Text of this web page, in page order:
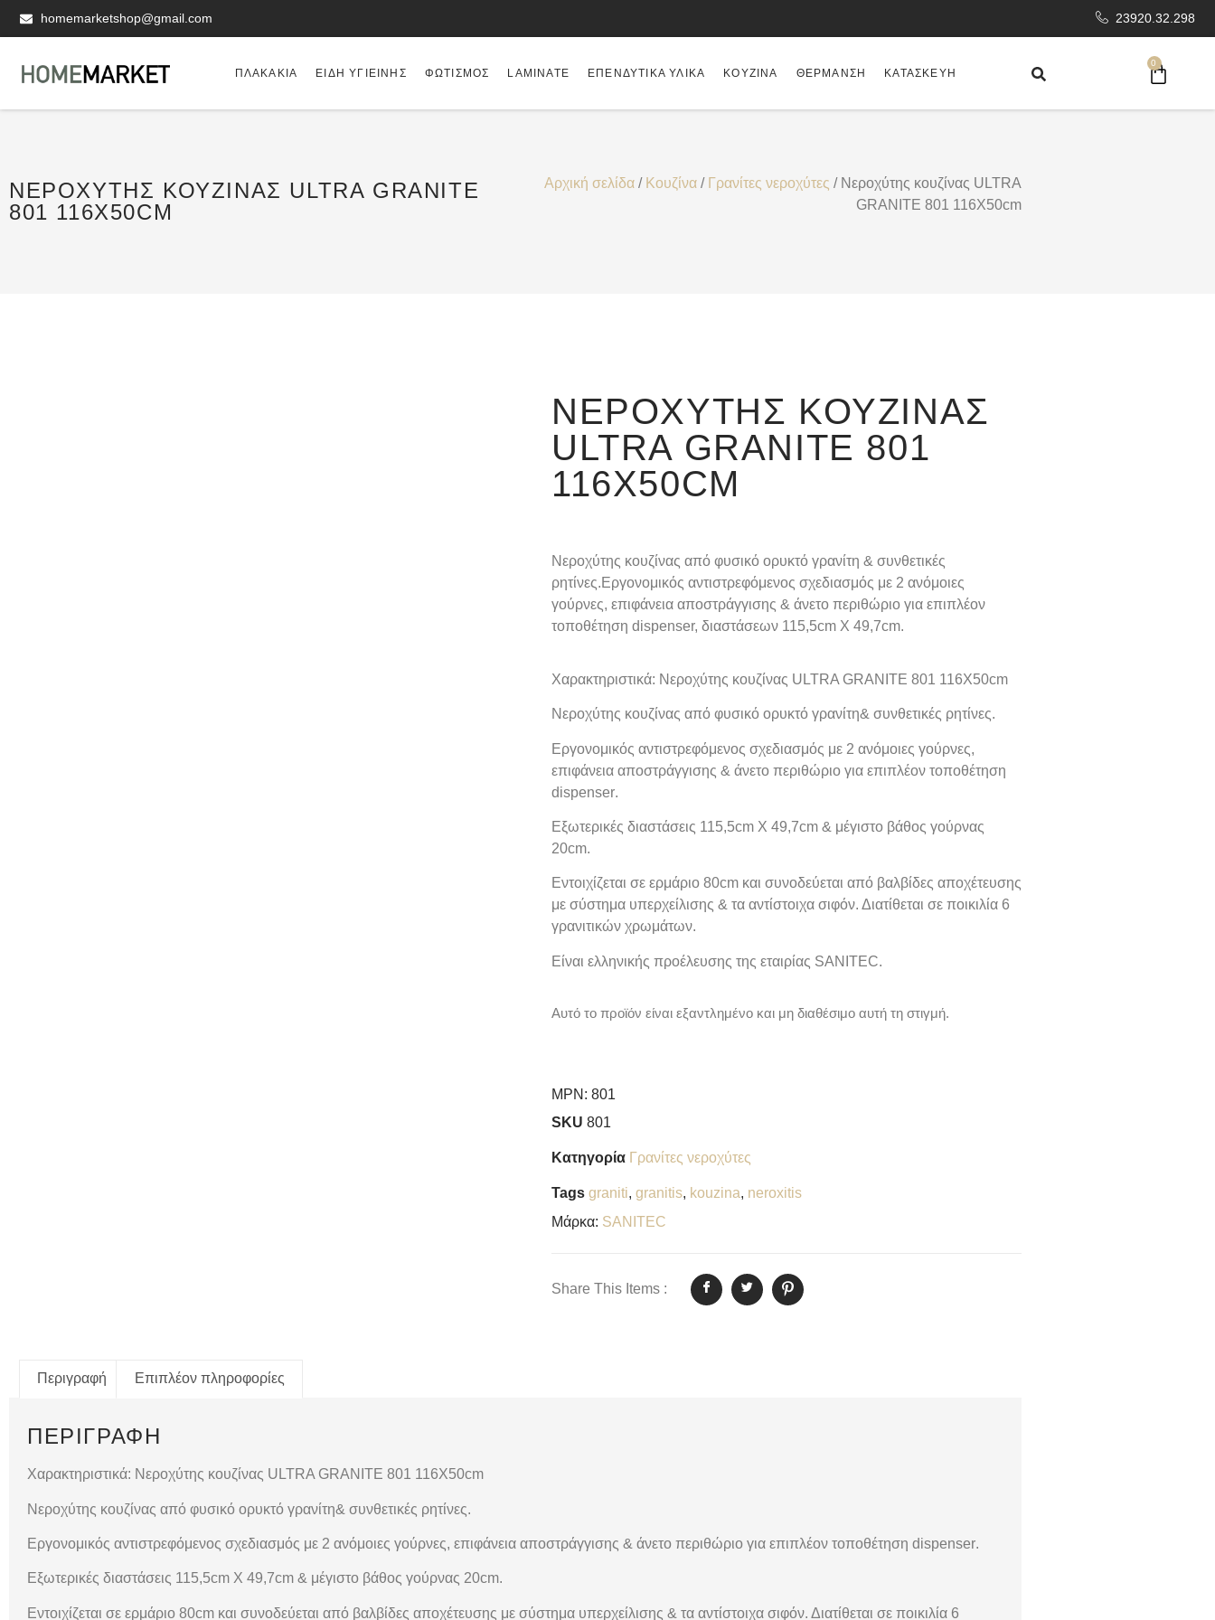
homemarketshop@gmail.com 23920.32.298
ΠΛΑΚΆΚΙΑ ΕΊΔΗ ΥΓΙΕΙΝΗΣ ΦΩΤΙΣΜΌΣ LAMINATE ΕΠΕΝΔΥΤΙΚΆ ΥΛΙΚΆ ΚΟΥΖΊΝΑ ΘΈΡΜΑΝΣΗ ΚΑΤΑΣΚΕΥΉ
0
ΝΕΡΟΧΎΤΗΣ ΚΟΥΖΊΝΑΣ ULTRA GRANITE
801 116X50CM
Αρχική σελίδα / Κουζίνα / Γρανίτες νεροχύτες / Νεροχύτης κουζίνας ULTRA
GRANITE 801 116X50cm
ΝΕΡΟΧΎΤΗΣ ΚΟΥΖΊΝΑΣ
ULTRA GRANITE 801
116X50CM
Νεροχύτης κουζίνας από φυσικό ορυκτό γρανίτη & συνθετικές
ρητίνες.Εργονομικός αντιστρεφόμενος σχεδιασμός με 2 ανόμοιες
γούρνες, επιφάνεια αποστράγγισης & άνετο περιθώριο για επιπλέον
τοποθέτηση dispenser, διαστάσεων 115,5cm Χ 49,7cm.
Χαρακτηριστικά: Νεροχύτης κουζίνας ULTRA GRANITE 801 116X50cm
Νεροχύτης κουζίνας από φυσικό ορυκτό γρανίτη& συνθετικές ρητίνες.
Εργονομικός αντιστρεφόμενος σχεδιασμός με 2 ανόμοιες γούρνες,
επιφάνεια αποστράγγισης & άνετο περιθώριο για επιπλέον τοποθέτηση
dispenser.
Εξωτερικές διαστάσεις 115,5cm Χ 49,7cm & μέγιστο βάθος γούρνας
20cm.
Εντοιχίζεται σε ερμάριο 80cm και συνοδεύεται από βαλβίδες αποχέτευσης
με σύστημα υπερχείλισης & τα αντίστοιχα σιφόν. Διατίθεται σε ποικιλία 6
γρανιτικών χρωμάτων.
Είναι ελληνικής προέλευσης της εταιρίας SANITEC.
Αυτό το προϊόν είναι εξαντλημένο και μη διαθέσιμο αυτή τη στιγμή.
MPN: 801
SKU 801
Κατηγορία Γρανίτες νεροχύτες
Tags graniti, granitis, kouzina, neroxitis
Μάρκα: SANITEC
Share This Items :
Περιγραφή Επιπλέον πληροφορίες
ΠΕΡΙΓΡΑΦΉ
Χαρακτηριστικά: Νεροχύτης κουζίνας ULTRA GRANITE 801 116X50cm
Νεροχύτης κουζίνας από φυσικό ορυκτό γρανίτη& συνθετικές ρητίνες.
Εργονομικός αντιστρεφόμενος σχεδιασμός με 2 ανόμοιες γούρνες, επιφάνεια αποστράγγισης & άνετο περιθώριο για επιπλέον τοποθέτηση dispenser.
Εξωτερικές διαστάσεις 115,5cm Χ 49,7cm & μέγιστο βάθος γούρνας 20cm.
Εντοιχίζεται σε ερμάριο 80cm και συνοδεύεται από βαλβίδες αποχέτευσης με σύστημα υπερχείλισης & τα αντίστοιχα σιφόν. Διατίθεται σε ποικιλία 6